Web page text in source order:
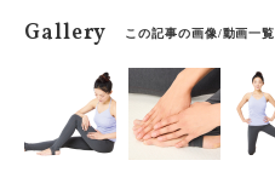
Gallery この記事の画像/動画一覧